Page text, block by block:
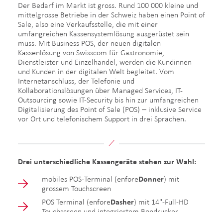
Der Bedarf im Markt ist gross. Rund 100 000 kleine und
mittelgrosse Betriebe in der Schweiz haben einen Point of
Sale, also eine Verkaufsstelle, die mit einer
umfangreichen Kassensystemlösung ausgerüstet sein
muss. Mit Business POS, der neuen digitalen
Kassenlösung von Swisscom für Gastronomie,
Dienstleister und Einzelhandel, werden die Kundinnen
und Kunden in der digitalen Welt begleitet. Vom
Internetanschluss, der Telefonie und
Kollaborationslösungen über Managed Services, IT-
Outsourcing sowie IT-Security bis hin zur umfangreichen
Digitalisierung des Point of Sale (POS) ‒ inklusive Service
vor Ort und telefonischem Support in drei Sprachen.
Drei unterschiedliche Kassengeräte stehen zur Wahl:
mobiles POS-Terminal (enforeDonner) mit
grossem Touchscreen
POS Terminal (enforeDasher) mit 14"-Full-HD